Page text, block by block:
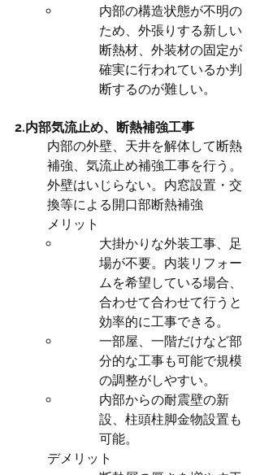
内部の構造状態が不明の
ため、外張りする新しい
断熱材、外装材の固定が
確実に行われているか判
断するのが難しい。
2.内部気流止め、断熱補強工事
内部の外壁、天井を解体して断熱
補強、気流止め補強工事を行う。
外壁はいじらない。内窓設置・交
換等による開口部断熱補強
メリット
大掛かりな外装工事、足
場が不要。内装リフォー
ムを希望している場合、
合わせて合わせて行うと
効率的に工事できる。
一部屋、一階だけなど部
分的な工事も可能で規模
の調整がしやすい。
内部からの耐震壁の新
設、柱頭柱脚金物設置も
可能。
デメリット